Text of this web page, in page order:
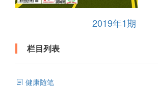
2019年1期
栏目列表
健康随笔